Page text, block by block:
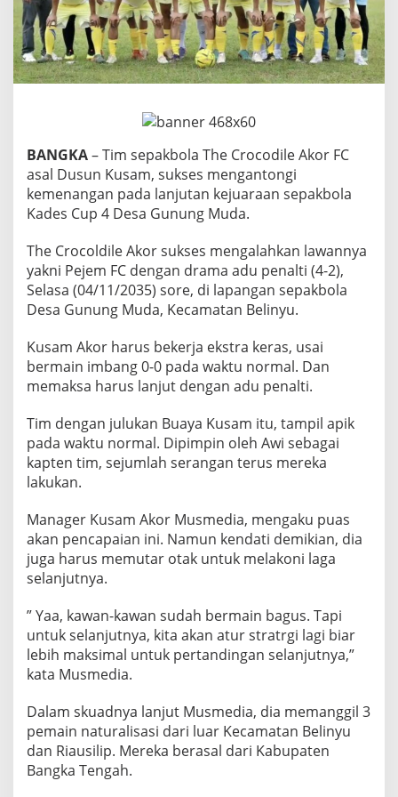
M
e
n
a
n
g
e
a
t
i
,
u
m
e
d
a
A
t
u
S
t
a
g
a
BANGKA– Tim sepakbola The Crocodile Akor FC
asal Dusun Kusam, sukses mengantongi
kemenangan pada lanjutan kejuaraan sepakbola
Kades Cup 4 Desa Gunung Muda.
The Crocoldile Akor sukses mengalahkan lawannya
yakni Pejem FC dengan drama adu penalti (4-2),
Selasa (04/11/2035) sore, di lapangan sepakbola
Desa Gunung Muda, Kecamatan Belinyu.
Kusam Akor harus bekerja ekstra keras, usai
bermain imbang 0-0 pada waktu normal. Dan
memaksa harus lanjut dengan adu penalti.
Tim dengan julukan Buaya Kusam itu, tampil apik
pada waktu normal. Dipimpin oleh Awi sebagai
kapten tim, sejumlah serangan terus mereka
lakukan.
Manager Kusam Akor Musmedia, mengaku puas
akan pencapaian ini. Namun kendati demikian, dia
juga harus memutar otak untuk melakoni laga
selanjutnya.
” Yaa, kawan-kawan sudah bermain bagus. Tapi
untuk selanjutnya, kita akan atur stratrgi lagi biar
lebih maksimal untuk pertandingan selanjutnya,”
kata Musmedia.
Dalam skuadnya lanjut Musmedia, dia memanggil 3
pemain naturalisasi dari luar Kecamatan Belinyu
dan Riausilip. Mereka berasal dari Kabupaten
Bangka Tengah.